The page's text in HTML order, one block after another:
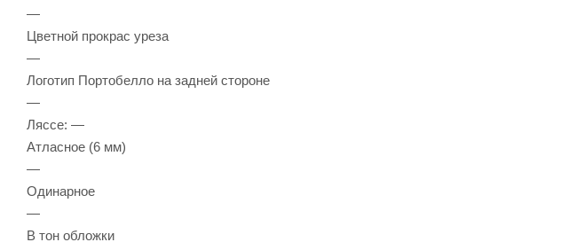
—
Цветной прокрас уреза
—
Логотип Портобелло на задней стороне
—
Ляссе: —
Атласное (6 мм)
—
Одинарное
—
В тон обложки